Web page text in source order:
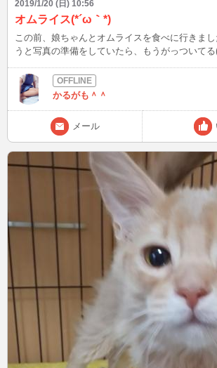
2019/1/20 (日) 10:56
オムライス(*´ω｀*)
この前、娘ちゃんとオムライスを食べに行きました♪ ブログに載
うと写真の準備をしていたら、もうがっついてる(/´△`＼)
ママ( 〃▽〃)
かるがも＾＾
メール